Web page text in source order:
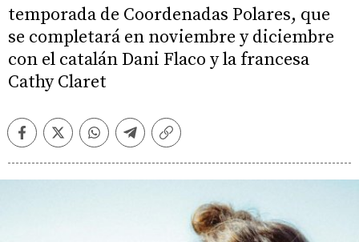
temporada de Coordenadas Polares, que
se completará en noviembre y diciembre
con el catalán Dani Flaco y la francesa
Cathy Claret
FacebookTwitterWhatsappTelegramCopiar